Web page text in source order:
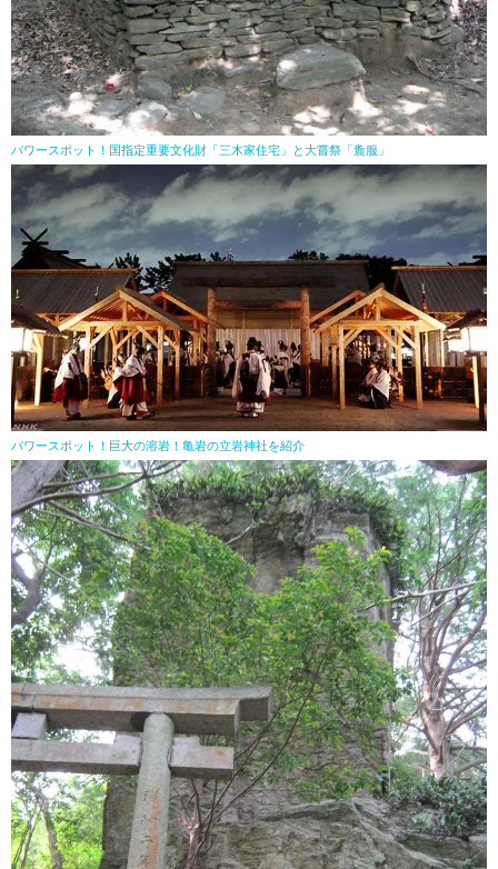
パワースポット！国指定重要文化財「三木家住宅」と大嘗祭「麁服」
パワースポット！巨大の溶岩！亀岩の立岩神社を紹介